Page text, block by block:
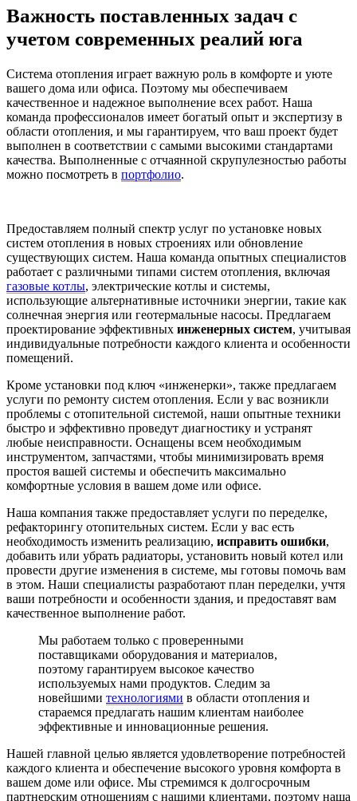
Важность поставленных задач с
учетом современных реалий юга
Система отопления играет важную роль в комфорте и уюте
вашего дома или офиса. Поэтому мы обеспечиваем
качественное и надежное выполнение всех работ. Наша
команда профессионалов имеет богатый опыт и экспертизу в
области отопления, и мы гарантируем, что ваш проект будет
выполнен в соответствии с самыми высокими стандартами
качества. Выполненные с отчаянной скрупулезностью работы
можно посмотреть в портфолио.
Предоставляем полный спектр услуг по установке новых
систем отопления в новых строениях или обновление
существующих систем. Наша команда опытных специалистов
работает с различными типами систем отопления, включая
газовые котлы, электрические котлы и системы,
использующие альтернативные источники энергии, такие как
солнечная энергия или геотермальные насосы. Предлагаем
проектирование эффективных инженерных систем, учитывая
индивидуальные потребности каждого клиента и особенности
помещений.
Кроме установки под ключ «инженерки», также предлагаем
услуги по ремонту систем отопления. Если у вас возникли
проблемы с отопительной системой, наши опытные техники
быстро и эффективно проведут диагностику и устранят
любые неисправности. Оснащены всем необходимым
инструментом, запчастями, чтобы минимизировать время
простоя вашей системы и обеспечить максимально
комфортные условия в вашем доме или офисе.
Наша компания также предоставляет услуги по переделке,
рефакторингу отопительных систем. Если у вас есть
необходимость изменить реализацию, исправить ошибки,
добавить или убрать радиаторы, установить новый котел или
провести другие изменения в системе, мы готовы помочь вам
в этом. Наши специалисты разработают план переделки, учтя
ваши потребности и особенности здания, и предоставят вам
качественное выполнение работ.
Мы работаем только с проверенными
поставщиками оборудования и материалов,
поэтому гарантируем высокое качество
используемых нами продуктов. Следим за
новейшими технологиями в области отопления и
стараемся предлагать нашим клиентам наиболее
эффективные и инновационные решения.
Нашей главной целью является удовлетворение потребностей
каждого клиента и обеспечение высокого уровня комфорта в
вашем доме или офисе. Мы стремимся к долгосрочным
партнерским отношениям с нашими клиентами, поэтому наша